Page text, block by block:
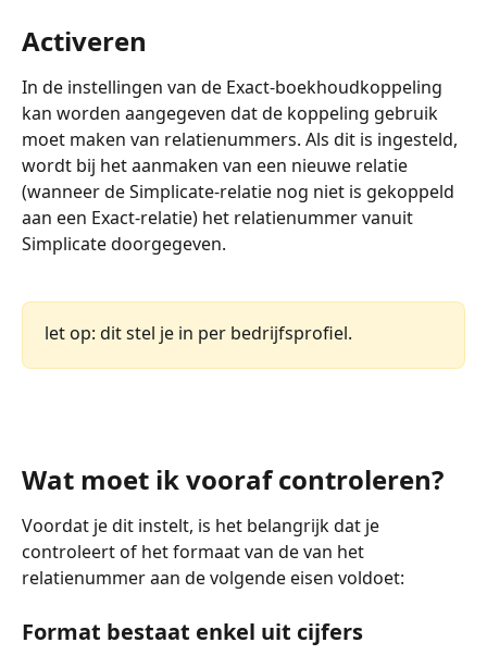
Activeren
In de instellingen van de Exact-boekhoudkoppeling
kan worden aangegeven dat de koppeling gebruik
moet maken van relatienummers. Als dit is ingesteld,
wordt bij het aanmaken van een nieuwe relatie
(wanneer de Simplicate-relatie nog niet is gekoppeld
aan een Exact-relatie) het relatienummer vanuit
Simplicate doorgegeven.
let op: dit stel je in per bedrijfsprofiel.
Wat moet ik vooraf controleren?
Voordat je dit instelt, is het belangrijk dat je
controleert of het formaat van de van het
relatienummer aan de volgende eisen voldoet:
Format bestaat enkel uit cijfers